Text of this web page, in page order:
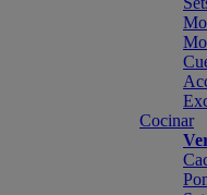
Cocinar